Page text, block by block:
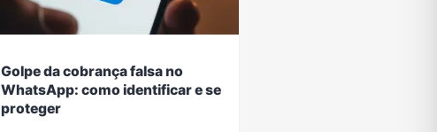
Golpe da cobrança falsa no
WhatsApp: como identificar e se
proteger